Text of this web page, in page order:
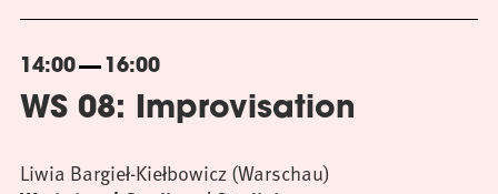
14:00 16:00
WS 08: Improvisation
Liwia Bargieł-Kiełbowicz (Warschau)